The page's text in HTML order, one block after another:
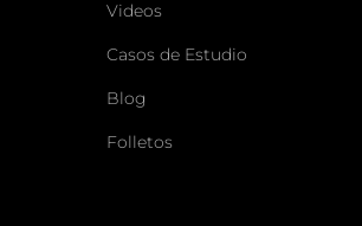
Videos
Casos de Estudio
Blog
Folletos